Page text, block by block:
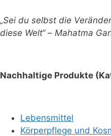
„Sei du selbst die
diese Welt“ – Mahatma
Nachhaltige Produkte
Lebensmittel
Körperpflege und